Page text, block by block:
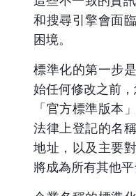
和搜尋引擎會面
困境。
標準化的第一步
始任何修改之前
「官方標準版本
法律上登記的名
地址，以及主要
將成為所有其他平